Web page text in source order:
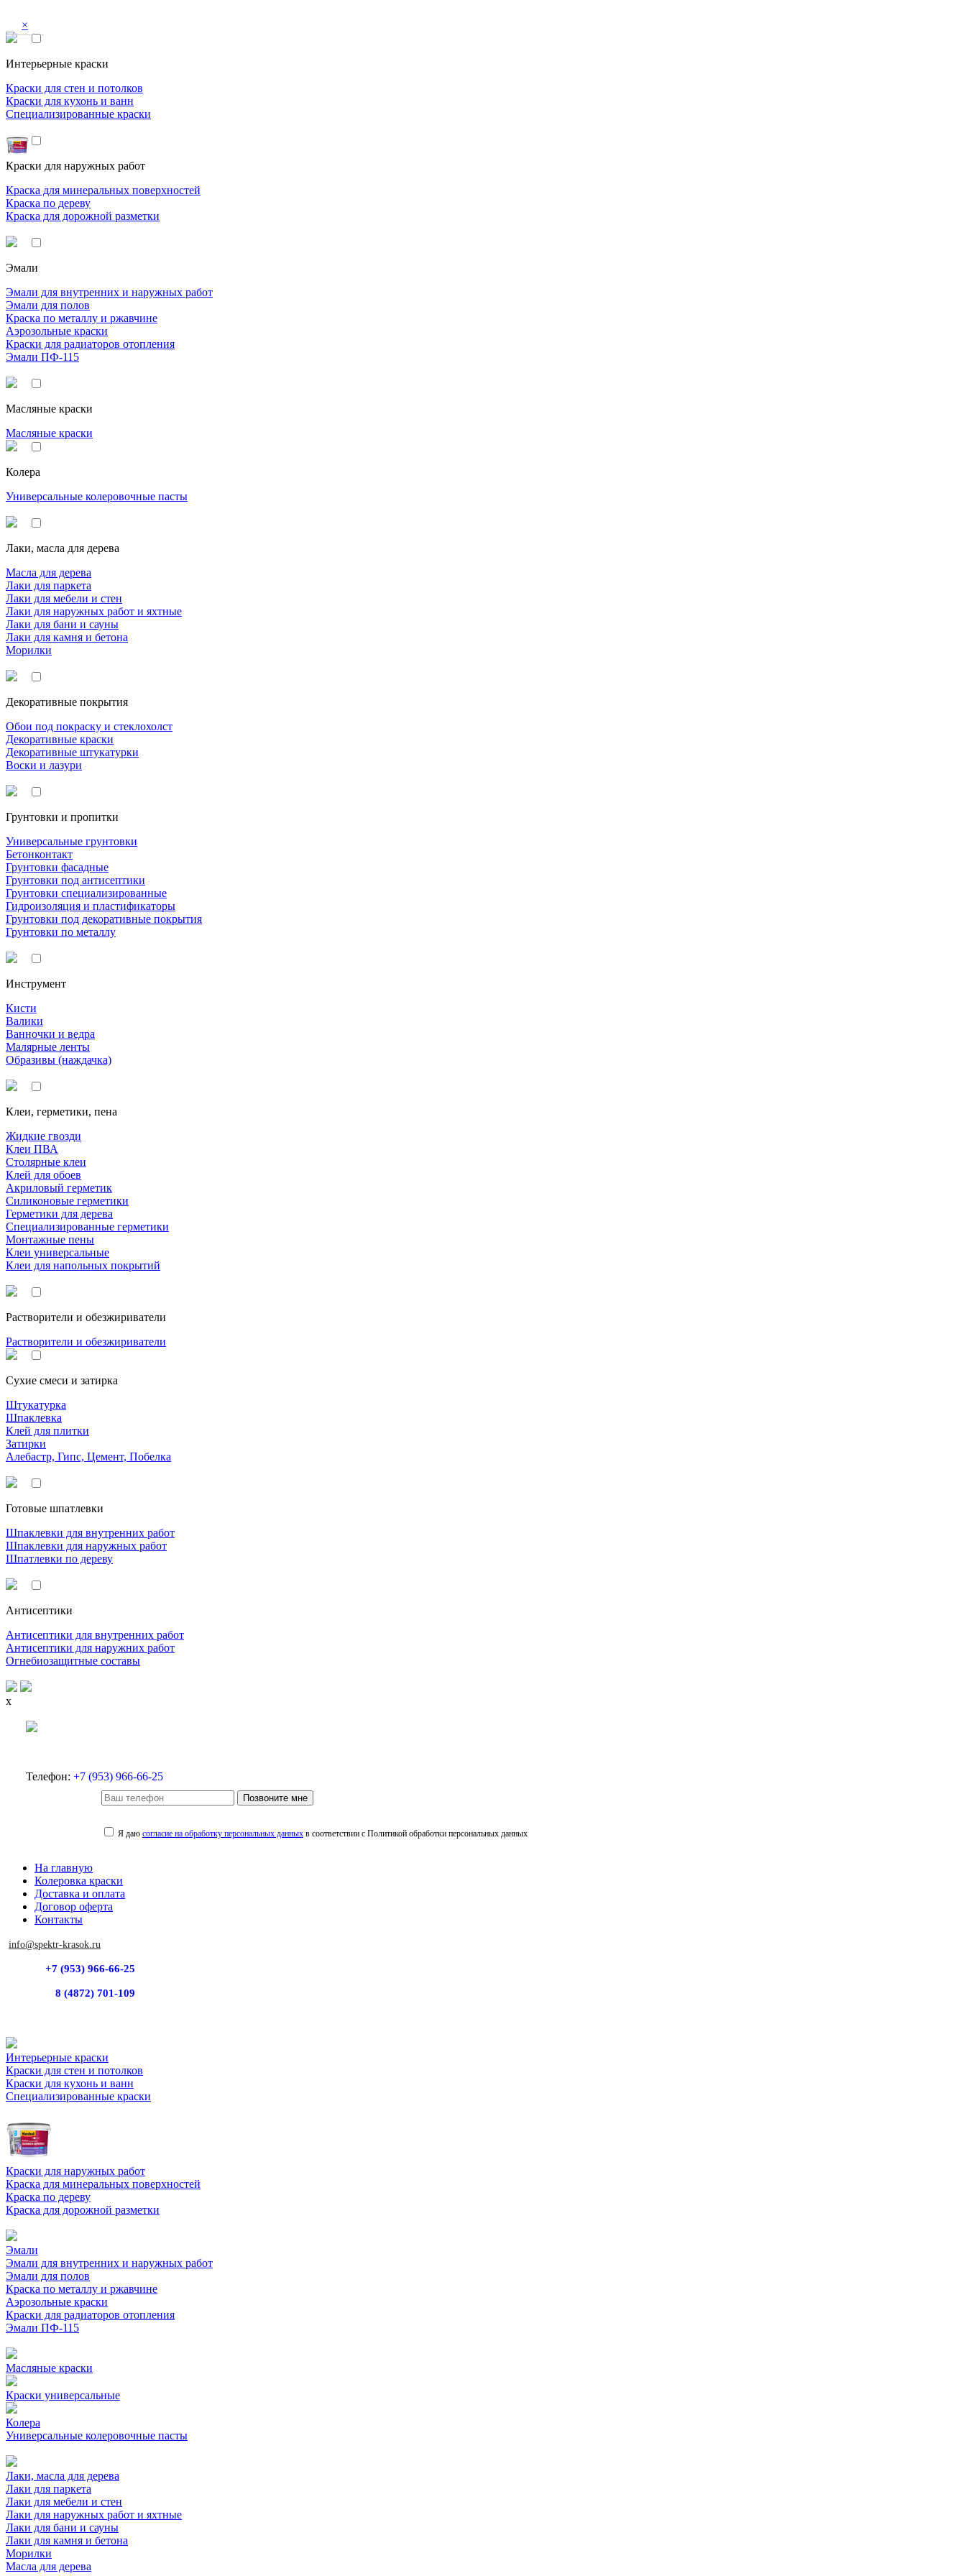
×
Интерьерные краски
Краски для стен и потолков
Краски для кухонь и ванн
Специализированные краски
Краски для наружных работ
Краска для минеральных поверхностей
Краска по дереву
Краска для дорожной разметки
Эмали
Эмали для внутренних и наружных работ
Эмали для полов
Краска по металлу и ржавчине
Аэрозольные краски
Краски для радиаторов отопления
Эмали ПФ-115
Масляные краски
Масляные краски
Колера
Универсальные колеровочные пасты
Лаки, масла для дерева
Масла для дерева
Лаки для паркета
Лаки для мебели и стен
Лаки для наружных работ и яхтные
Лаки для бани и сауны
Лаки для камня и бетона
Морилки
Декоративные покрытия
Обои под покраску и стеклохолст
Декоративные краски
Декоративные штукатурки
Воски и лазури
Грунтовки и пропитки
Универсальные грунтовки
Бетонконтакт
Грунтовки фасадные
Грунтовки под антисептики
Грунтовки специализированные
Гидроизоляция и пластификаторы
Грунтовки под декоративные покрытия
Грунтовки по металлу
Инструмент
Кисти
Валики
Ванночки и ведра
Малярные ленты
Образивы (наждачка)
Клеи, герметики, пена
Жидкие гвозди
Клеи ПВА
Столярные клеи
Клей для обоев
Акриловый герметик
Силиконовые герметики
Герметики для дерева
Специализированные герметики
Монтажные пены
Клеи универсальные
Клеи для напольных покрытий
Растворители и обезжириватели
Растворители и обезжириватели
Сухие смеси и затирка
Штукатурка
Шпаклевка
Клей для плитки
Затирки
Алебастр, Гипс, Цемент, Побелка
Готовые шпатлевки
Шпаклевки для внутренних работ
Шпаклевки для наружных работ
Шпатлевки по дереву
Антисептики
Антисептики для внутренних работ
Антисептики для наружних работ
Огнебиозащитные составы
x
Телефон: +7 (953) 966-66-25
Позвоните мне
Я даю согласие на обработку персональных данныхв соответствии с Политикой обработки персональных данных
На главную
Колеровка краски
Доставка и оплата
Договор оферта
Контакты
info@spektr-krasok.ru
+7 (953) 966-66-25
8 (4872) 701-109
Интерьерные краски
Краски для стен и потолков
Краски для кухонь и ванн
Специализированные краски
Краски для наружных работ
Краска для минеральных поверхностей
Краска по дереву
Краска для дорожной разметки
Эмали
Эмали для внутренних и наружных работ
Эмали для полов
Краска по металлу и ржавчине
Аэрозольные краски
Краски для радиаторов отопления
Эмали ПФ-115
Масляные краски
Краски универсальные
Колера
Универсальные колеровочные пасты
Лаки, масла для дерева
Лаки для паркета
Лаки для мебели и стен
Лаки для наружных работ и яхтные
Лаки для бани и сауны
Лаки для камня и бетона
Морилки
Масла для дерева